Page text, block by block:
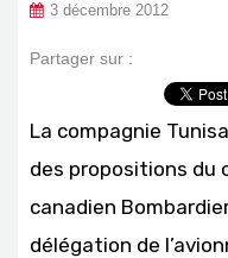
3 décembre 2012
Partager sur :
La compagnie
des propositions du
canadien
délégation de